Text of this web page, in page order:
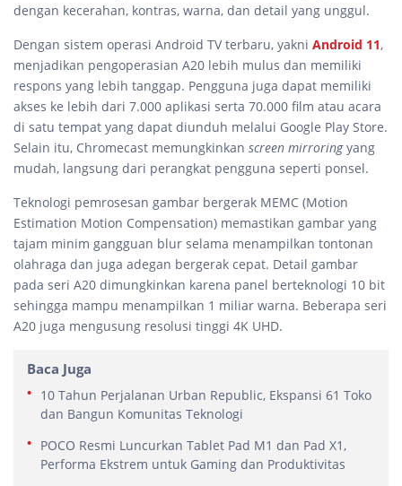
dengan kecerahan, kontras, warna, dan detail yang unggul.
Dengan sistem operasi Android TV terbaru, yakni Android 11,
menjadikan pengoperasian A20 lebih mulus dan memiliki
respons yang lebih tanggap. Pengguna juga dapat memiliki
akses ke lebih dari 7.000 aplikasi serta 70.000 film atau acara
di satu tempat yang dapat diunduh melalui Google Play Store.
Selain itu, Chromecast memungkinkan screen mirroringyang
mudah, langsung dari perangkat pengguna seperti ponsel.
Teknologi pemrosesan gambar bergerak MEMC (Motion
Estimation Motion Compensation) memastikan gambar yang
tajam minim gangguan blur selama menampilkan tontonan
olahraga dan juga adegan bergerak cepat. Detail gambar
pada seri A20 dimungkinkan karena panel berteknologi 10 bit
sehingga mampu menampilkan 1 miliar warna. Beberapa seri
A20 juga mengusung resolusi tinggi 4K UHD.
Baca Juga
10 Tahun Perjalanan Urban Republic, Ekspansi 61 Toko
dan Bangun Komunitas Teknologi
POCO Resmi Luncurkan Tablet Pad M1 dan Pad X1,
Performa Ekstrem untuk Gaming dan Produktivitas